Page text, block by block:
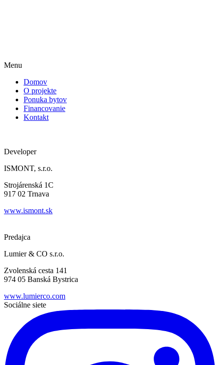
Menu
Domov
O projekte
Ponuka bytov
Financovanie
Kontakt
Developer
ISMONT, s.r.o.
Strojárenská 1C
917 02 Trnava
www.ismont.sk
Predajca
Lumier & CO s.r.o.
Zvolenská cesta 141
974 05 Banská Bystrica
www.lumierco.com
Sociálne siete